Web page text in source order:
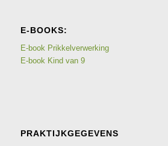
E-BOOKS:
E-book Prikkelverwerking
E-book Kind van 9
PRAKTIJKGEGEVENS